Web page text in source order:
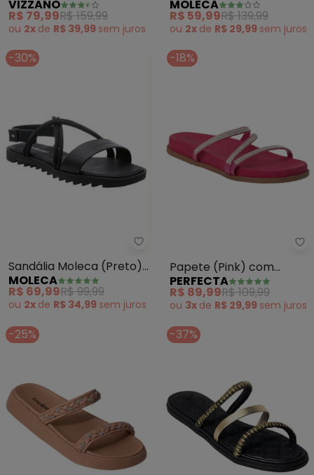
VIZZANO
R$ 79,99R$ 159,99
ou 2x de R$ 39,99 sem juros
MOLECA
R$ 59,99R$ 139,99
ou 2x de R$ 29,99 sem juros
-30%
Moleca - Sandália Moleca
Sandália Moleca (Preto)
em Sintético
MOLECA
R$ 69,99R$ 99,99
ou 2x de R$ 34,99 sem juros
-18%
Papete (Pink) com
Aplcação de Strass
PERFECTA
R$ 89,99R$ 109,99
ou 3x de R$ 29,99 sem juros
-25% -37%